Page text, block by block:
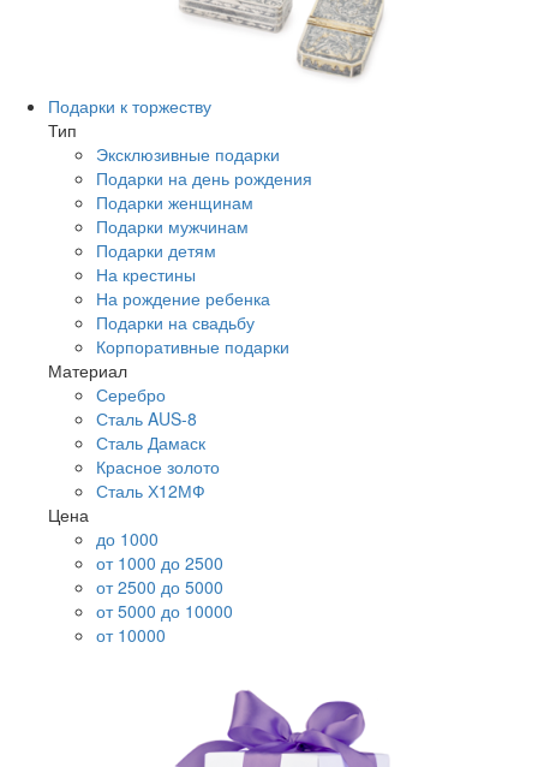
Подарки к торжеству
Тип
Эксклюзивные подарки
Подарки на день рождения
Подарки женщинам
Подарки мужчинам
Подарки детям
На крестины
На рождение ребенка
Подарки на свадьбу
Корпоративные подарки
Материал
Серебро
Сталь AUS-8
Сталь Дамаск
Красное золото
Сталь Х12МФ
Цена
до 1000
от 1000 до 2500
от 2500 до 5000
от 5000 до 10000
от 10000